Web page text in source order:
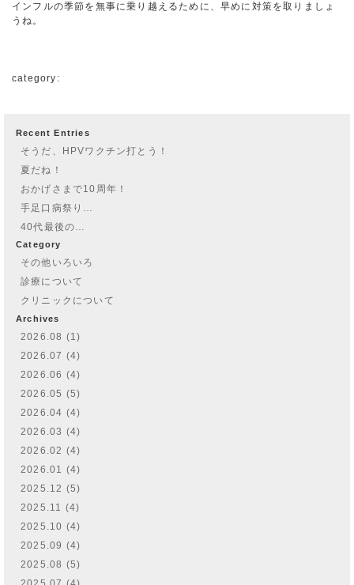
インフルの季節を無事に乗り越えるために、早めに対策を取りましょ
うね。
category:
Recent Entries
そうだ、HPVワクチン打とう！
夏だね！
おかげさまで10周年！
手足口病祭り…
40代最後の…
Category
その他いろいろ
診療について
クリニックについて
Archives
2026.08 (1)
2026.07 (4)
2026.06 (4)
2026.05 (5)
2026.04 (4)
2026.03 (4)
2026.02 (4)
2026.01 (4)
2025.12 (5)
2025.11 (4)
2025.10 (4)
2025.09 (4)
2025.08 (5)